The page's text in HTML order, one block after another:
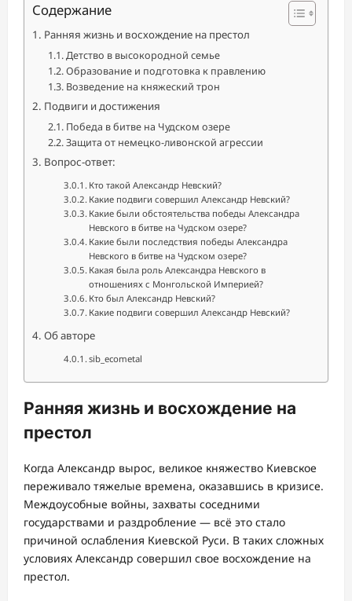
Содержание
Ранняя жизнь и восхождение на престол
Детство в высокородной семье
Образование и подготовка к правлению
Возведение на княжеский трон
Подвиги и достижения
Победа в битве на Чудском озере
Защита от немецко-ливонской агрессии
Вопрос-ответ:
Кто такой Александр Невский?
Какие подвиги совершил Александр Невский?
Какие были обстоятельства победы Александра
Невского в битве на Чудском озере?
Какие были последствия победы Александра
Невского в битве на Чудском озере?
Какая была роль Александра Невского в
отношениях с Монгольской Империей?
Кто был Александр Невский?
Какие подвиги совершил Александр Невский?
Об авторе
sib_ecometal
Ранняя жизнь и восхождение на
престол
Когда Александр вырос, великое княжество Киевское
переживало тяжелые времена, оказавшись в кризисе.
Междоусобные войны, захваты соседними
государствами и раздробление — всё это стало
причиной ослабления Киевской Руси. В таких сложных
условиях Александр совершил свое восхождение на
престол.